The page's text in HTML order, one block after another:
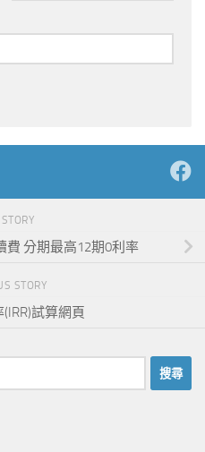
費 分期最高12期0利率
STORY
試算網頁